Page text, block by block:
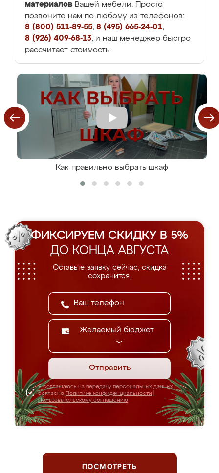
материалов Вашей мебели. Просто
позвоните нам по любому из телефонов:
8 (800) 511-89-55, 8 (495) 665-24-01,
8 (926) 409-68-13, и наш менеджер быстро
рассчитает стоимость.
Как правильно выбрать шкаф
ФИКСИРУЕМ СКИДКУ В 5%
ДО КОНЦА АВГУСТА
Оставьте заявку сейчас, скидка
сохранится.
Желаемый бюджет
Отправить
Я соглашаюсь на передачу персональных данных
согласно Политике конфиденциальности
Пользовательскому соглашению
ПОСМОТРЕТЬ